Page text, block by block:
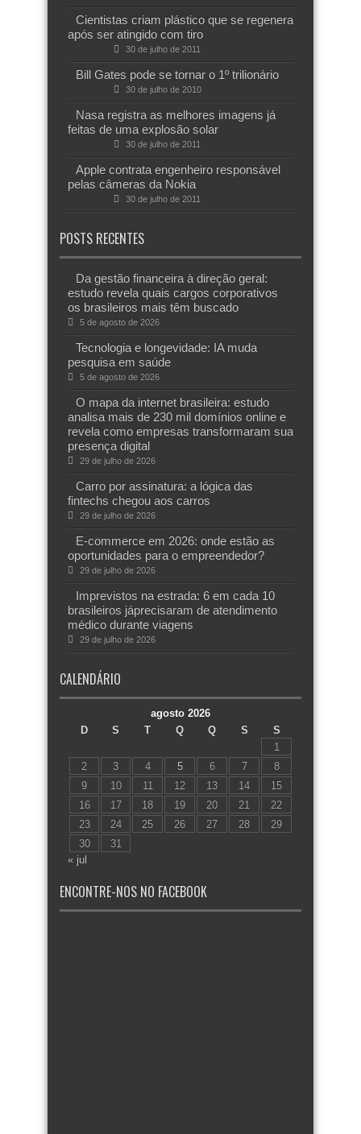
Cientistas criam plástico que se regenera
após ser atingido com tiro
30 de julho de 2011
Bill Gates pode se tornar o 1º trilionário
30 de julho de 2010
Nasa registra as melhores imagens já
feitas de uma explosão solar
30 de julho de 2011
Apple contrata engenheiro responsável
pelas câmeras da Nokia
30 de julho de 2011
POSTS RECENTES
Da gestão financeira à direção geral:
estudo revela quais cargos corporativos
os brasileiros mais têm buscado
5 de agosto de 2026
Tecnologia e longevidade: IA muda
pesquisa em saúde
5 de agosto de 2026
O mapa da internet brasileira: estudo
analisa mais de 230 mil domínios online e
revela como empresas transformaram sua
presença digital
29 de julho de 2026
Carro por assinatura: a lógica das
fintechs chegou aos carros
29 de julho de 2026
E-commerce em 2026: onde estão as
oportunidades para o empreendedor?
29 de julho de 2026
Imprevistos na estrada: 6 em cada 10
brasileiros jáprecisaram de atendimento
médico durante viagens
29 de julho de 2026
CALENDÁRIO
agosto 2026
D
S T Q Q S
S
1
2
3 4 5 6 7
8
9
10 11 12 13 14
15
16
17 18 19 20 21
22
23
24 25 26 27 28
29
30
31
« jul
ENCONTRE-NOS NO FACEBOOK